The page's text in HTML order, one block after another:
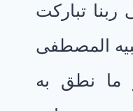
ربنا تباركت
المصطفى
ما نطق به